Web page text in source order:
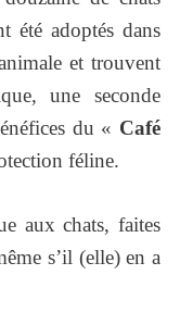
été adoptés dans
et trouvent
une seconde
du « Café
féline.
aux chats, faites
s’il (elle) en a